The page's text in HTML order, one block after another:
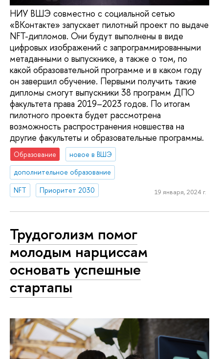
НИУ ВШЭ совместно с социальной сетью
«ВКонтакте» запускает пилотный проект по выдаче
NFT-дипломов. Они будут выполнены в виде
цифровых изображений с запрограммированными
метаданными о выпускнике, а также о том, по
какой образовательной программе и в каком году
он завершил обучение. Первыми получить такие
дипломы смогут выпускники 38 программ ДПО
факультета права 2019–2023 годов. По итогам
пилотного проекта будет рассмотрена
возможность распространения новшества на
другие факультеты и образовательные программы.
Образование
новое в ВШЭ
дополнительное образование
NFT
Приоритет 2030 19 января, 2024 г.
Трудоголизм помог
молодым нарциссам
основать успешные
стартапы